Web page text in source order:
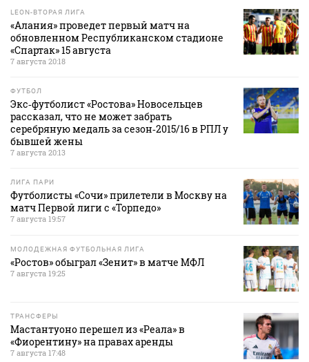
LEON-ВТОРАЯ ЛИГА
«Алания» проведет первый матч на
обновленном Республиканском стадионе
«Спартак» 15 августа
7 августа 20:18
ФУТБОЛ
Экс‑футболист «Ростова» Новосельцев
рассказал, что не может забрать
серебряную медаль за сезон‑2015/16 в РПЛ у
бывшей жены
7 августа 20:13
ЛИГА ПАРИ
Футболисты «Сочи» прилетели в Москву на
матч Первой лиги с «Торпедо»
7 августа 19:57
МОЛОДЕЖНАЯ ФУТБОЛЬНАЯ ЛИГА
«Ростов» обыграл «Зенит» в матче МФЛ
7 августа 19:25
ТРАНСФЕРЫ
Мастантуоно перешел из «Реала» в
«Фиорентину» на правах аренды
7 августа 17:48